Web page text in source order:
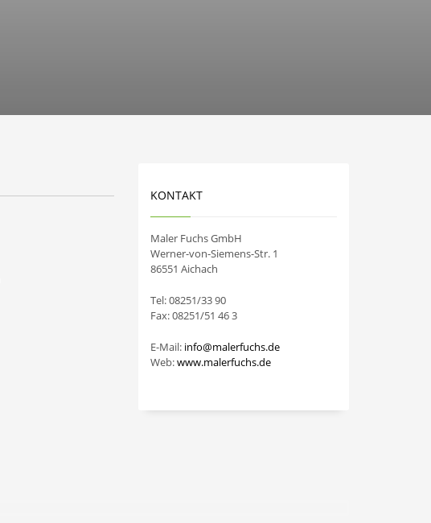
KONTAKT
Maler Fuchs GmbH
Werner-von-Siemens-Str. 1
86551 Aichach
Tel: 08251/33 90
Fax: 08251/51 46 3
E-Mail: info@malerfuchs.de
Web:www.malerfuchs.de